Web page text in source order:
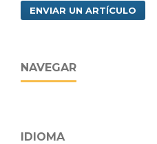
ENVIAR UN ARTÍCULO
NAVEGAR
IDIOMA